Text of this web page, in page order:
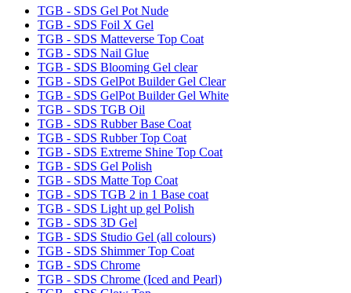
TGB - SDS Gel Pot Nude
TGB - SDS Foil X Gel
TGB - SDS Matteverse Top Coat
TGB - SDS Nail Glue
TGB - SDS Blooming Gel clear
TGB - SDS GelPot Builder Gel Clear
TGB - SDS GelPot Builder Gel White
TGB - SDS TGB Oil
TGB - SDS Rubber Base Coat
TGB - SDS Rubber Top Coat
TGB - SDS Extreme Shine Top Coat
TGB - SDS Gel Polish
TGB - SDS Matte Top Coat
TGB - SDS TGB 2 in 1 Base coat
TGB - SDS Light up gel Polish
TGB - SDS 3D Gel
TGB - SDS Studio Gel (all colours)
TGB - SDS Shimmer Top Coat
TGB - SDS Chrome
TGB - SDS Chrome (Iced and Pearl)